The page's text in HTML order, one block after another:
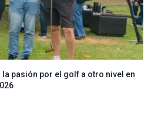
pasión por el golf a otro nivel en